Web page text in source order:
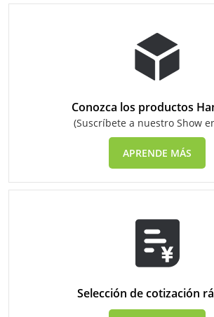
Conozca los productos
(Suscríbete a nuestro Show
APRENDE MÁS
Selección de cotización